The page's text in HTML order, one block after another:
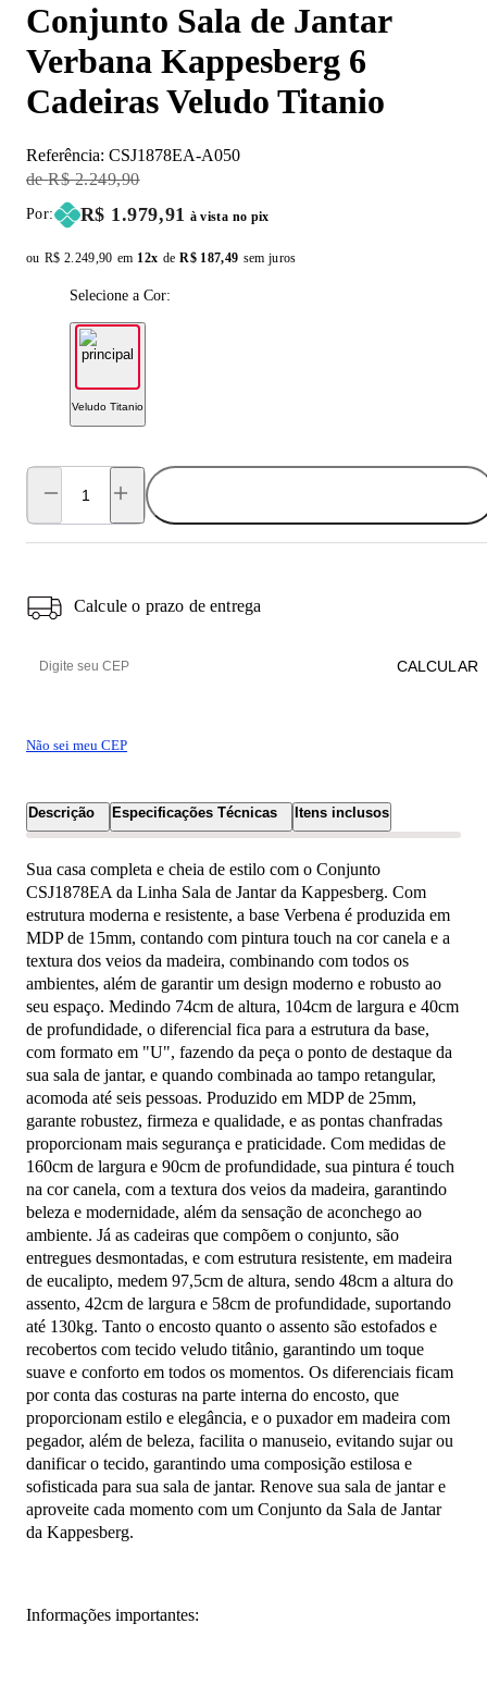
Conjunto Sala de Jantar
Verbana Kappesberg 6
Cadeiras Veludo Titanio
Referência: CSJ1878EA-A050
Original Price:
R$ 2.249,90
Por: Price:
R$ 1.979,91 à vista no pix
ou Original price:
R$ 2.249,90 em 12x de Installment price:
R$ 187,49 sem juros
Selecione a Cor:
Veludo Titanio
Calcule o prazo de entrega
Não sei meu CEP
CALCULAR
Descrição Especificações Técnicas Itens inclusos
Sua casa completa e cheia de estilo com o Conjunto
CSJ1878EA da Linha Sala de Jantar da Kappesberg. Com
estrutura moderna e resistente, a base Verbena é produzida em
MDP de 15mm, contando com pintura touch na cor canela e a
textura dos veios da madeira, combinando com todos os
ambientes, além de garantir um design moderno e robusto ao
seu espaço. Medindo 74cm de altura, 104cm de largura e 40cm
de profundidade, o diferencial fica para a estrutura da base,
com formato em "U", fazendo da peça o ponto de destaque da
sua sala de jantar, e quando combinada ao tampo retangular,
acomoda até seis pessoas. Produzido em MDP de 25mm,
garante robustez, firmeza e qualidade, e as pontas chanfradas
proporcionam mais segurança e praticidade. Com medidas de
160cm de largura e 90cm de profundidade, sua pintura é touch
na cor canela, com a textura dos veios da madeira, garantindo
beleza e modernidade, além da sensação de aconchego ao
ambiente. Já as cadeiras que compõem o conjunto, são
entregues desmontadas, e com estrutura resistente, em madeira
de eucalipto, medem 97,5cm de altura, sendo 48cm a altura do
assento, 42cm de largura e 58cm de profundidade, suportando
até 130kg. Tanto o encosto quanto o assento são estofados e
recobertos com tecido veludo titânio, garantindo um toque
suave e conforto em todos os momentos. Os diferenciais ficam
por conta das costuras na parte interna do encosto, que
proporcionam estilo e elegância, e o puxador em madeira com
pegador, além de beleza, facilita o manuseio, evitando sujar ou
danificar o tecido, garantindo uma composição estilosa e
sofisticada para sua sala de jantar. Renove sua sala de jantar e
aproveite cada momento com um Conjunto da Sala de Jantar
da Kappesberg.
Informações importantes: